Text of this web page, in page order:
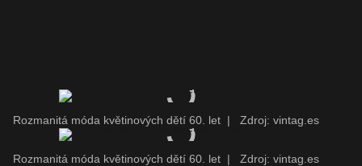
Rozmanitá móda květinových dětí 60. let | Zdroj: vintag.es
Rozmanitá móda květinových dětí 60. let | Zdroj: vintag.es